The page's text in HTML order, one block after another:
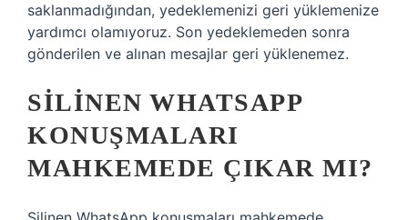
saklanmadığından, yedeklemenizi geri yüklemenize
yardımcı olamıyoruz. Son yedeklemeden sonra
gönderilen ve alınan mesajlar geri yüklenemez.
SILINEN WHATSAPP
KONUŞMALARI
MAHKEMEDE ÇIKAR MI?